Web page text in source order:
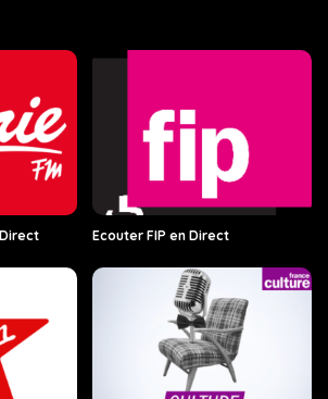
Ecouter FIP en Direct